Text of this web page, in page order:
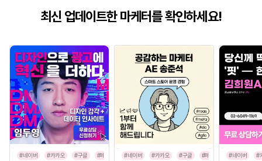
최신 업데이트한 마케터를 확인하세요!
#네이버 #카카오 #구글 #페이스북
#인스타그램
#네이버 #카카오 #구글 #페이스북
#인스타그램
#네이버
#